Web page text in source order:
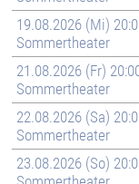
19.08.2026 (Mi)
Sommertheater
21.08.2026 (Fr)
Sommertheater
22.08.2026 (Sa)
Sommertheater
23.08.2026 (So)